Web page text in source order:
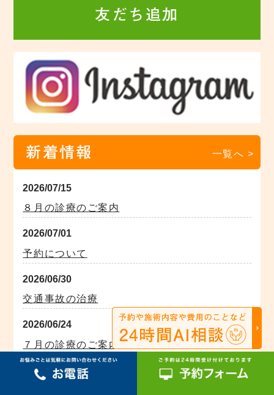
友だち追加
新着情報 一覧へ >
2026/07/15
８月の診療のご案内
2026/07/01
予約について
2026/06/30
交通事故の治療
2026/06/24
７月の診療のご案内
2026/05/27